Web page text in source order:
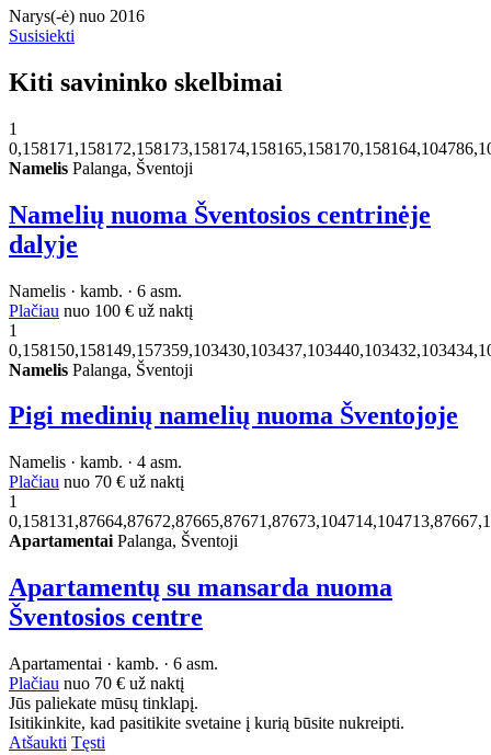
Narys(-ė) nuo 2016
Susisiekti
Kiti savininko skelbimai
1
Namelis Palanga, Šventoji
Namelių nuoma Šventosios centrinėje
dalyje
Namelis · kamb. · 6 asm.
Plačiau nuo 100 € už naktį
1
Namelis Palanga, Šventoji
Pigi medinių namelių nuoma Šventojoje
Namelis · kamb. · 4 asm.
Plačiau nuo 70 € už naktį
1
Apartamentai Palanga, Šventoji
Apartamentų su mansarda nuoma
Šventosios centre
Apartamentai · kamb. · 6 asm.
Plačiau nuo 70 € už naktį
Jūs paliekate mūsų tinklapį.
Isitikinkite, kad pasitikite svetaine į kurią būsite nukreipti.
Atšaukti Tęsti